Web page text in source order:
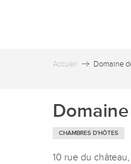
Accueil Domaine
CHAMBRES D'HÔTES
10 rue du